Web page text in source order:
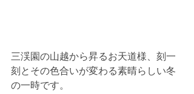
三渓園の山越から昇るお天道様、刻一
刻とその色合いが変わる素晴らしい冬
の一時です。